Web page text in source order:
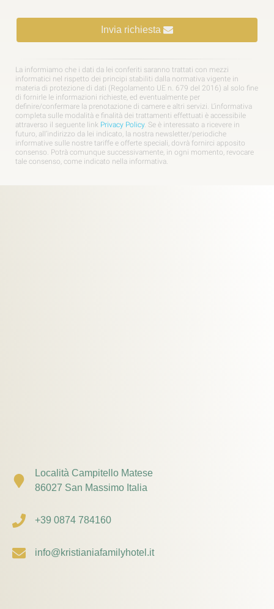
Località Campitello Matese
86027 San Massimo Italia
+39 0874 784160
info@kristianiafamilyhotel.it